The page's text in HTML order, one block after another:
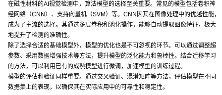
在磁性材料的AI视觉检测中，算法模型的选择至关重要。常见的模型包括卷积神
经网络（CNN）、支持向量机（SVM）等。CNN因其在图像处理中的优越性能，
成为了主流的选择。其通过多层卷积和池化操作，能够自动提取图像特征，极大
地提升了检测的准确性。
除了选择合适的基础模型外，模型的优化也是不可忽视的环节。可以通过调整超
参数、采用数据增强技术等方法，提升模型的泛化能力和鲁棒性。结合迁移学习
的方法，可以利用已有的成熟模型进行微调，加速模型的训练过程。
模型的评估和验证同样重要。通过交叉验证、混淆矩阵等方法，评估模型在不同
数据集上的表现，以确保其在实际应用中的可靠性和稳定性。